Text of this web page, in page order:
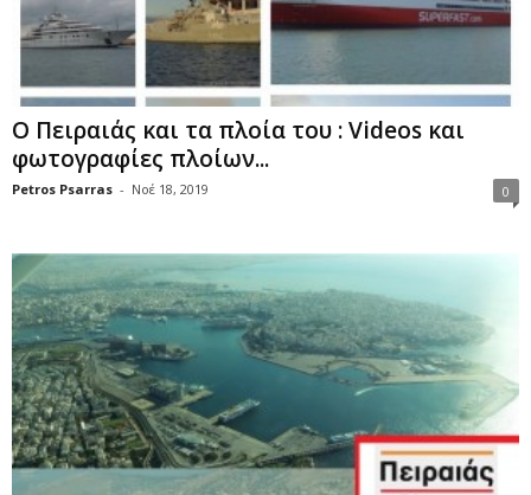
Ο Πειραιάς και τα πλοία του : Videos και
φωτογραφίες πλοίων...
Petros Psarras - Νοέ 18, 2019 0